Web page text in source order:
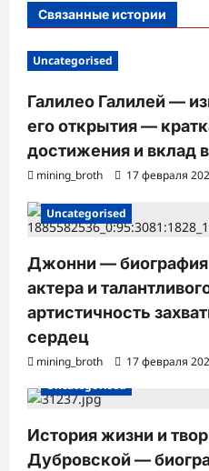
и
с
и
Связанные истории
Uncategorised
Галилео Галилей —
его открытия —
достижения и вклад
mining_broth 17 февраля
Uncategorised
Джонни —
актера и
артистичность
сердец
mining_broth 17 февраля
Uncategorised
История жизни и
Дубровской —